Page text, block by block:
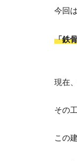
今回
「鉄
現在
その
この